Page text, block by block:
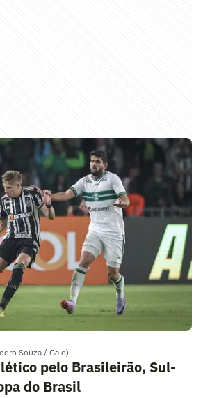
Souza / Galo)
pelo Brasileirão, Sul-
do Brasil